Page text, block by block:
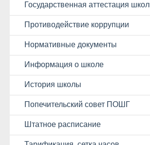
Государственная аттестация
Противодействие коррупции
Нормативные документы
Информация о школе
История школы
Попечительский совет ПОШГ
Штатное расписание